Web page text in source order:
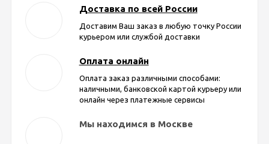
Доставка по всей России
Доставим Ваш заказ в любую точку России
курьером или службой доставки
Оплата онлайн
Оплата заказ различными способами:
наличными, банковской картой курьеру или
онлайн через платежные сервисы
Мы находимся в Москве